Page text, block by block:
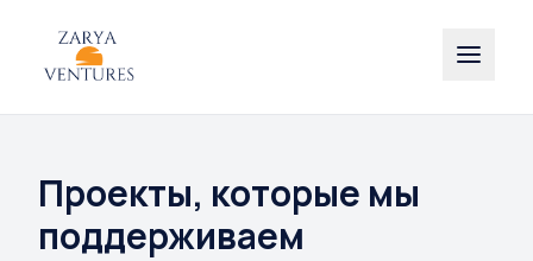
Проекты, которые мы
поддерживаем